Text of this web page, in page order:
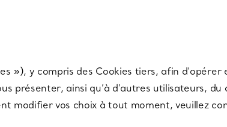
»), y compris des Cookies tiers, afin
présenter, ainsi qu’à d’autres utilisateurs,
modifier vos choix à tout moment, veuillez